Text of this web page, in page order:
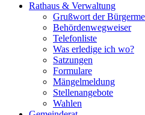
Rathaus & Verwaltung
Grußwort der
Behördenwegweiser
Telefonliste
Was erledige ich wo?
Satzungen
Formulare
Mängelmeldung
Stellenangebote
Wahlen